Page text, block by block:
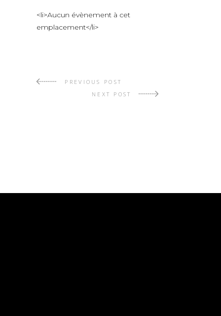
<li>Aucun évènement à cet
emplacement</li>
PREVIOUS POST
NEXT POST